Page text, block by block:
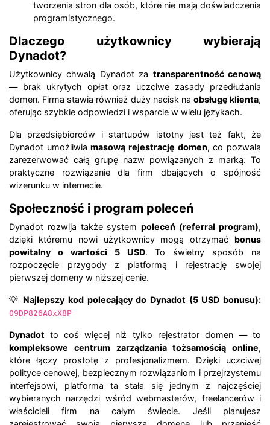
tworzenia stron dla osób, które nie mają doświadczenia
programistycznego.
Dlaczego użytkownicy wybierają
Dynadot?
Użytkownicy chwalą Dynadot za transparentność cenową
— brak ukrytych opłat oraz uczciwe zasady przedłużania
domen. Firma stawia również duży nacisk na obsługę klienta,
oferując szybkie odpowiedzi i wsparcie w wielu językach.
Dla przedsiębiorców i startupów istotny jest też fakt, że
Dynadot umożliwiamasową rejestrację domen, co pozwala
zarezerwować całą grupę nazw powiązanych z marką. To
praktyczne rozwiązanie dla firm dbających o spójność
wizerunku w internecie.
Społeczność i program poleceń
Dynadot rozwija także systempoleceń (referral program),
dzięki któremu nowi użytkownicy mogą otrzymać bonus
powitalny o wartości 5 USD. To świetny sposób na
rozpoczęcie przygody z platformą i rejestrację swojej
pierwszej domeny w niższej cenie.
💡 Najlepszy kod polecający do Dynadot (5 USD bonusu):
09DP826A8xX8P
Dynadot to coś więcej niż tylko rejestrator domen — to
kompleksowe centrum zarządzania tożsamością online,
które łączy prostotę z profesjonalizmem. Dzięki uczciwej
polityce cenowej, bezpiecznym rozwiązaniom i przejrzystemu
interfejsowi, platforma ta stała się jednym z najczęściej
wybieranych narzędzi wśród webmasterów, freelancerów i
właścicieli firm na całym świecie. Jeśli planujesz